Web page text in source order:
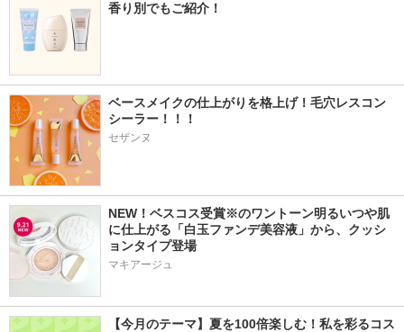
香り別でもご紹介！
ベースメイクの仕上がりを格上げ！毛穴レスコン
シーラー！！！
セザンヌ
NEW！ベスコス受賞※のワントーン明るいつや肌
に仕上がる「白玉ファンデ美容液」から、クッシ
ョンタイプ登場
マキアージュ
【今月のテーマ】夏を100倍楽しむ！私を彩るコス